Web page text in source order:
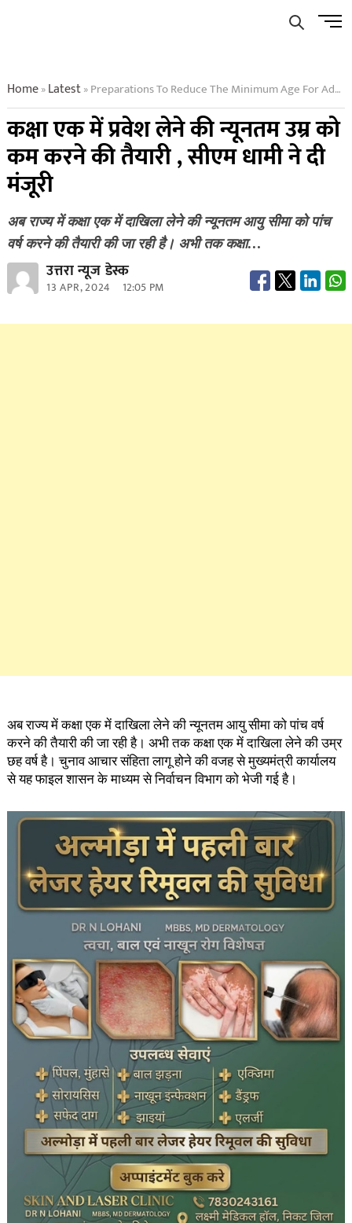
Menu
Home»Latest»Preparations To Reduce The Minimum Age For Admission In Class One Cm Dhami Approved
कक्षा एक में प्रवेश लेने की न्यूनतम उम्र को
कम करने की तैयारी , सीएम धामी ने दी
मंजूरी
अब राज्य में कक्षा एक में दाखिला लेने की न्यूनतम आयु सीमा को पांच
वर्ष करने की तैयारी की जा रही है। अभी तक कक्षा…
उत्तरा न्यूज डेस्क
13 APR, 2024 12:05 PM
अब राज्य में कक्षा एक में दाखिला लेने की न्यूनतम आयु सीमा को पांच वर्ष
करने की तैयारी की जा रही है। अभी तक कक्षा एक में दाखिला लेने की उम्र
छह वर्ष है। चुनाव आचार संहिता लागू होने की वजह से मुख्यमंत्री कार्यालय
से यह फाइल शासन के माध्यम से निर्वाचन विभाग को भेजी गई है।